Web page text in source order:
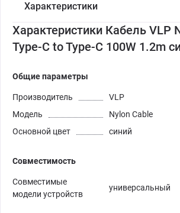
Характеристики
Характеристики Кабель VLP
Type-C to Type-C 100W 1.2m
Общие параметры
Производитель
VLP
Модель
Nylon Cable
Основной цвет
синий
Совместимость
Совместимые
модели устройств
универсальный